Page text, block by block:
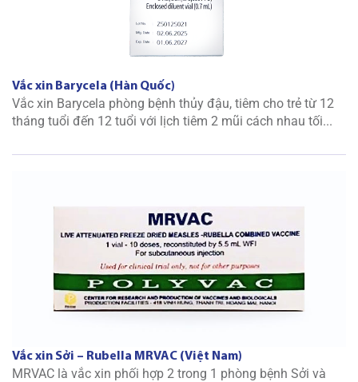
Vắc xin Barycela (Hàn Quốc)
Vắc xin Barycela phòng bệnh thủy đậu, tiêm cho trẻ từ 12
tháng tuổi đến 12 tuổi với lịch tiêm 2 mũi cách nhau tối...
Vắc xin Sởi – Rubella MRVAC (Việt Nam)
MRVAC là vắc xin phối hợp 2 trong 1 phòng bệnh Sởi và